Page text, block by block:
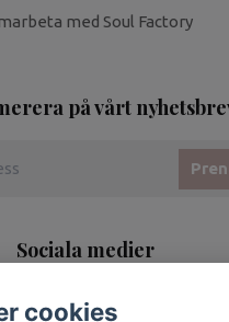
med Soul Factory
på vårt
Sociala medier
cookies